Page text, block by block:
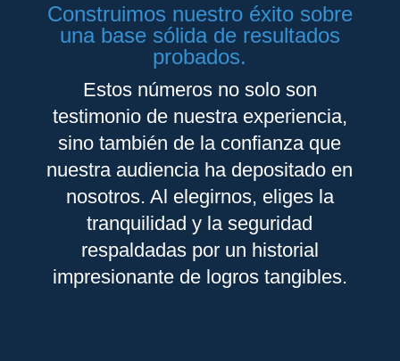
Construimos nuestro éxito sobre
una base sólida de resultados
probados.
Estos números no solo son
testimonio de nuestra experiencia,
sino también de la confianza que
nuestra audiencia ha depositado en
nosotros. Al elegirnos, eliges la
tranquilidad y la seguridad
respaldadas por un historial
impresionante de logros tangibles.